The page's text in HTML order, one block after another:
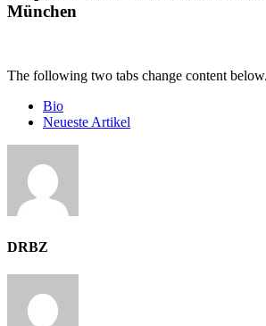
München
The following two tabs change content below.
Bio
Neueste Artikel
DRBZ